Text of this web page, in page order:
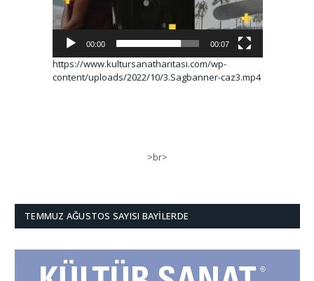
00:00 00:07
https://www.kultursanatharitasi.com/wp-
content/uploads/2022/10/3.Sagbanner-caz3.mp4
>br>
TEMMUZ AĞUSTOS SAYISI BAYILERDE